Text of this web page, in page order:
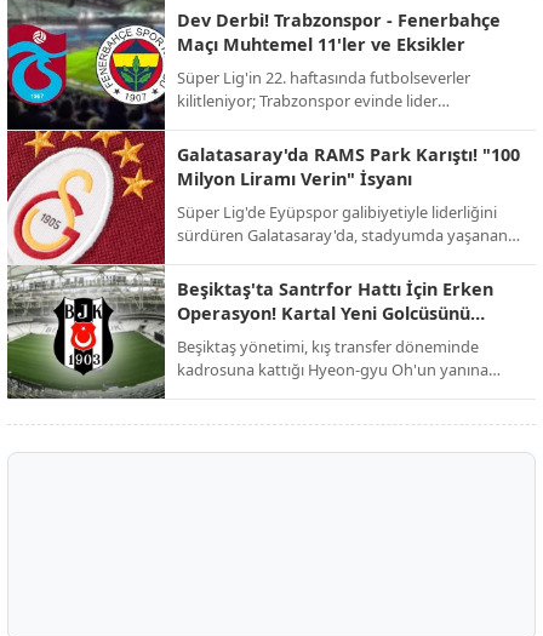
yeni dönem başlıyor.
Dev Derbi! Trabzonspor - Fenerbahçe
Maçı Muhtemel 11'ler ve Eksikler
Süper Lig'in 22. haftasında futbolseverler
kilitleniyor; Trabzonspor evinde lider
yeniden şekillendirmek istiyor.
Galatasaray'da RAMS Park Karıştı! "100
Milyon Liramı Verin" İsyanı
Süper Lig'de Eyüpspor galibiyetiyle liderliğini
sürdüren Galatasaray'da, stadyumda yaşanan
kaldı.
Beşiktaş'ta Santrfor Hattı İçin Erken
Operasyon! Kartal Yeni Golcüsünü
Buldu
Beşiktaş yönetimi, kış transfer döneminde
kadrosuna kattığı Hyeon-gyu Oh'un yanına